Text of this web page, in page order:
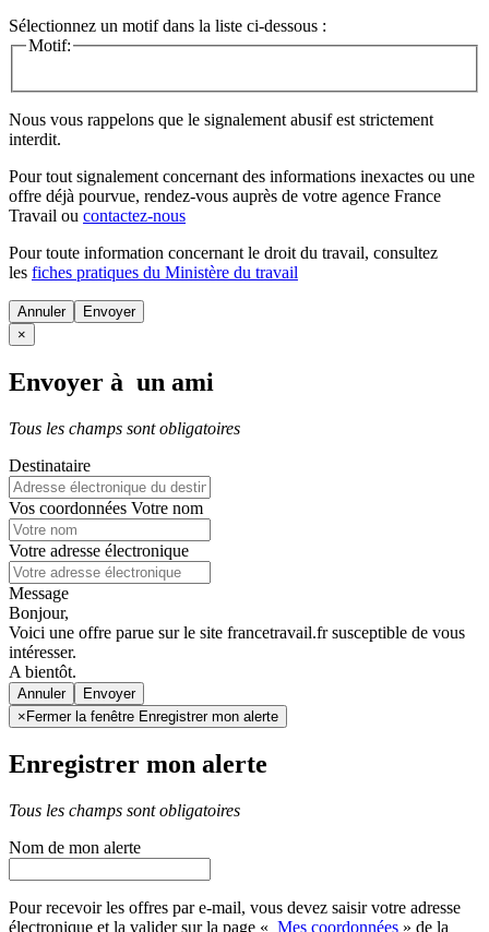
Sélectionnez un motif dans la liste ci-dessous :
Motif:
Nous vous rappelons que le signalement abusif est strictement
interdit.
Pour tout signalement concernant des informations inexactes ou une
offre déjà pourvue, rendez-vous auprès de votre agence France
Travail ou contactez-nous
Pour toute information concernant le droit du travail, consultez
les fiches pratiques du Ministère du travail
Annuler
×
Envoyer à un ami
Tous les champs sont obligatoires
Destinataire
Vos coordonnées Votre nom
Votre adresse électronique
Message
Bonjour,
Voici une offre parue sur le site francetravail.fr susceptible de vous
intéresser.
A bientôt.
Annuler
× Fermer la fenêtre Enregistrer mon alerte
Enregistrer mon alerte
Tous les champs sont obligatoires
Nom de mon alerte
Pour recevoir les offres par e-mail, vous devez saisir votre adresse
électronique et la valider sur la page « Mes coordonnées » de la